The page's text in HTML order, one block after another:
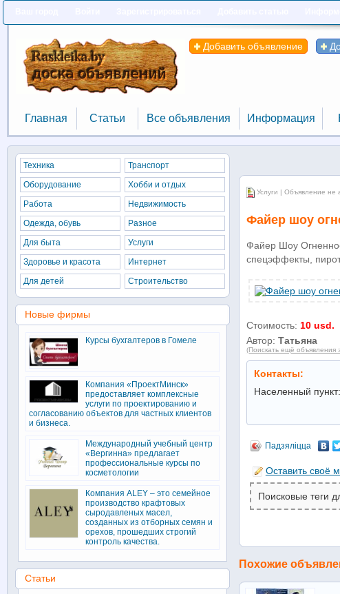
Добавить объявление
Главная
Главная
Статьи
Статьи
Все объявления
Все объявления
Информация
Услуги | Объявление не
Файер шоу
Файер Шоу
спецэффекты,
Стоимость: 10 usd.
Автор: Татьяна
(Поискать ещё объявления
Контакты:
Населенный пункт:
Падзяліцца
Оставить своё
Поисковые теги
Похожие
Техника
Транспорт
Оборудование
Хобби и отдых
Работа
Недвижимость
Одежда, обувь
Разное
Для быта
Услуги
Здоровье и красота
Интернет
Для детей
Строительство
Новые фирмы
Курсы бухгалтеров в Гомеле
Компания «ПроектМинск»
предоставляет комплексные
услуги по проектированию и
согласованию объектов для частных клиентов
и бизнеса.
Международный учебный центр
«Вергинна» предлагает
профессиональные курсы по
косметологии
Компания ALEY – это семейное
производство крафтовых
сыродавленых масел,
созданных из отборных семян и
орехов, прошедших строгий
контроль качества.
Статьи